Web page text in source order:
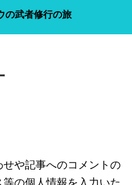
の武者修行の旅
や記事へのコメントの
の個人情報を入力いた